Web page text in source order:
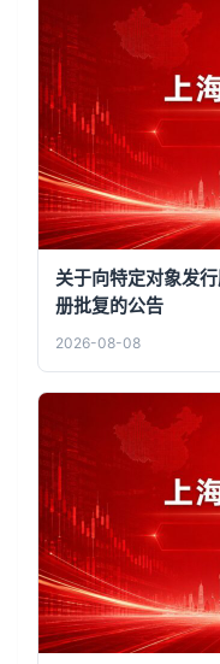
关于向特定对象发
册批复的公告
2026-08-08